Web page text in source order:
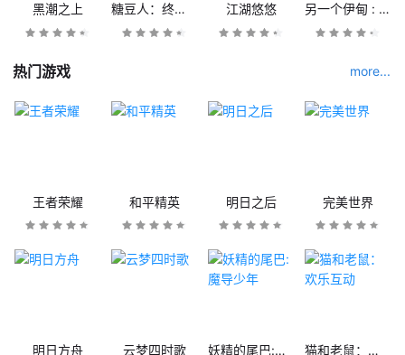
黑潮之上 糖豆人：终极淘汰赛 江湖悠悠 另一个伊甸 : 超越时空的猫
热门游戏 more...
王者荣耀 和平精英 明日之后 完美世界
明日方舟 云梦四时歌 妖精的尾巴:魔导少年 猫和老鼠：欢乐互动